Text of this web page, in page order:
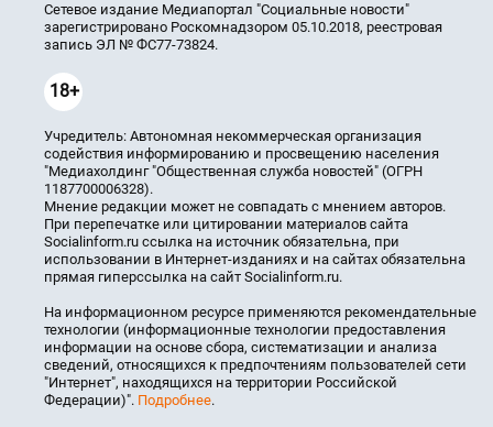
Сетевое издание Медиапортал "Социальные новости"
зарегистрировано Роскомнадзором 05.10.2018, реестровая
запись ЭЛ № ФС77-73824.
18+
Учредитель: Автономная некоммерческая организация
содействия информированию и просвещению населения
"Медиахолдинг "Общественная служба новостей" (ОГРН
1187700006328).
Мнение редакции может не совпадать с мнением авторов.
При перепечатке или цитировании материалов сайта
Socialinform.ru ссылка на источник обязательна, при
использовании в Интернет-изданиях и на сайтах обязательна
прямая гиперссылка на сайт Socialinform.ru.
На информационном ресурсе применяются рекомендательные
технологии (информационные технологии предоставления
информации на основе сбора, систематизации и анализа
сведений, относящихся к предпочтениям пользователей сети
"Интернет", находящихся на территории Российской
Федерации)". Подробнее.